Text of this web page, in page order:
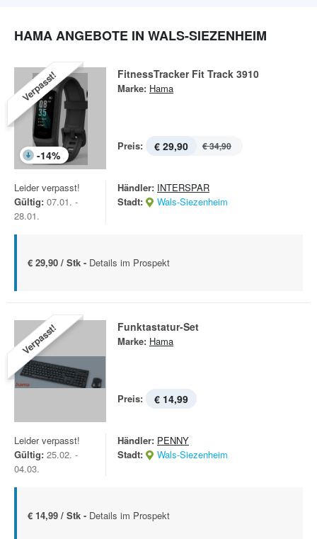
HAMA ANGEBOTE IN WALS-SIEZENHEIM
Verpasst!
-14%
FitnessTracker Fit Track 3910
Marke: Hama
Preis: € 29,90 € 34,90
Leider verpasst!
Gültig: 07.01. -
28.01.
Händler: INTERSPAR
Stadt:
Wals-Siezenheim
€ 29,90 / Stk - Details im Prospekt
Verpasst! Funktastatur-Set
Marke: Hama
Preis: € 14,99
Leider verpasst!
Gültig: 25.02. -
04.03.
Händler: PENNY
Stadt:
Wals-Siezenheim
€ 14,99 / Stk - Details im Prospekt